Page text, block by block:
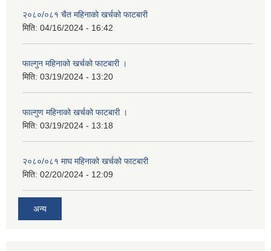
२०८०/०८१ चैत महिनाको खर्चको फाटबारी
मिति: 04/16/2024 - 16:42
फाल्गुन महिनाको खर्चको फाटबारी ।
मिति: 03/19/2024 - 13:20
फाल्गुण महिनाको खर्चको फाटबारी ।
मिति: 03/19/2024 - 13:18
२०८०/०८१ माघ महिनाको खर्चको फाटबारी
मिति: 02/20/2024 - 12:09
अन्य